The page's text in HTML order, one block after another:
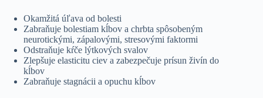
Okamžitá úľava od bolesti
Zabraňuje bolestiam kĺbov a chrbta spôsobeným
neurotickými, zápalovými, stresovými faktormi
Odstraňuje kŕče lýtkových svalov
Zlepšuje elasticitu ciev a zabezpečuje prísun živín do
kĺbov
Zabraňuje stagnácii a opuchu kĺbov